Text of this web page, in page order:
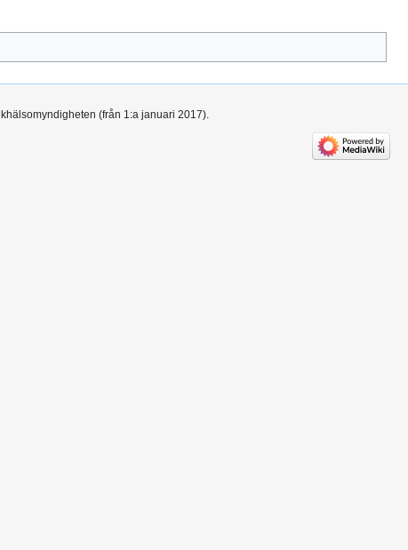
(från 1:a januari 2017).